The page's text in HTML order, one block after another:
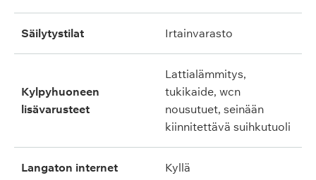
säilytystilat irtainvarasto
kylpyhuoneen
lisävarusteet
lattialämmitys,
tukikaide, wcn
nousutuet, seinään
kiinnitettävä suihkutuoli
langaton internet kyllä